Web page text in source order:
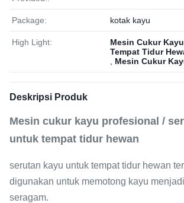
Package: kotak kayu
High Light:
Mesin Cukur
Tempat Tidur
Mesin Cukur
Deskripsi Produk
Mesin cukur kayu profesional /
untuk tempat tidur hewan
serutan kayu untuk tempat tidur hewan
digunakan untuk memotong kayu
seragam.